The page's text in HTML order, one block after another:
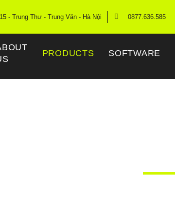
15 - Trung Thư - Trung Văn - Hà Nội 0877.636.585
PRODUCTS SOFTWARE